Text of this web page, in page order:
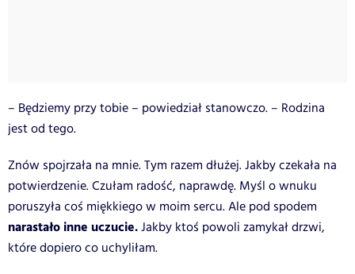
– Będziemy przy tobie – powiedział stanowczo. – Rodzina
jest od tego.
Znów spojrzała na mnie. Tym razem dłużej. Jakby czekała na
potwierdzenie. Czułam radość, naprawdę. Myśl o wnuku
poruszyła coś miękkiego w moim sercu. Ale pod spodem
narastało inne uczucie.Jakby ktoś powoli zamykał drzwi,
które dopiero co uchyliłam.